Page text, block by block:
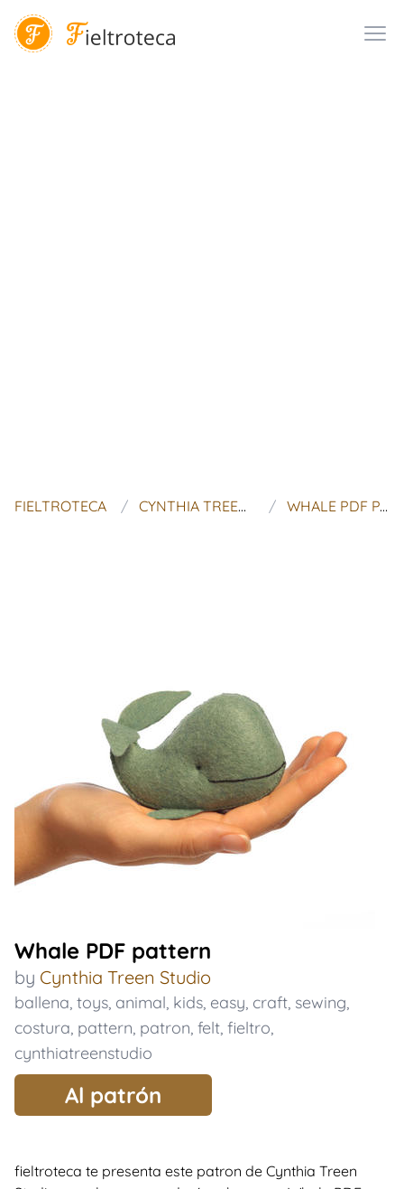
FIELTROTECA CYNTHIA TREEN STUDIO WHALE PDF PATTERN
Whale PDF pattern
by Cynthia Treen Studio
ballena, toys, animal, kids, easy, craft, sewing,
costura, pattern, patron, felt, fieltro,
cynthiatreenstudio
Al patrón
fieltroteca te presenta este patron de Cynthia Treen